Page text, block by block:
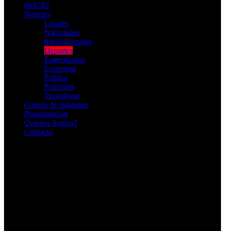
INICIO
Noticias
Locales
Nacionales
Internacionales
Deportes
Espectaculos
Economia
Politica
Policiales
Tecnologia
Galería de imágenes
Programación
Quienes Somos?
Contacto